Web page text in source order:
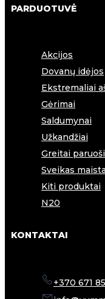
PARDUOTUVĖ
Akcijos
Dovanų idėjos
Ekstremaliai
Gėrimai
Saldumynai
Užkandžiai
Greitai
Sveikas
Kiti produktai
N20
KONTAKTAI
+370 671